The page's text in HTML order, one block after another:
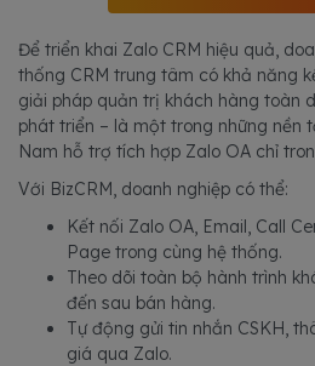
Để triển khai Zalo CRM hiệu quả,
thống CRM trung tâm có khả năng
giải pháp quản trị khách hàng toàn
phát triển – là một trong những nền
Nam hỗ trợ tích hợp Zalo OA chỉ
Với BizCRM, doanh nghiệp có thể:
Kết nối Zalo OA, Email, Call
Page trong cùng hệ thống.
Theo dõi toàn bộ hành trình
đến sau bán hàng.
Tự động gửi tin nhắn CSKH,
giá qua Zalo.